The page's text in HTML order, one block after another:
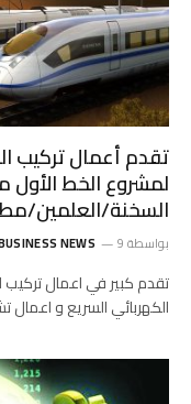
تقدم أعمال تركيب
لمشروع الخط الأول
السخنة/العلمين/
بواسطة NEWS 9 يناير، 2026
تقدم كبير في اعمال
الكهربائي السريع و